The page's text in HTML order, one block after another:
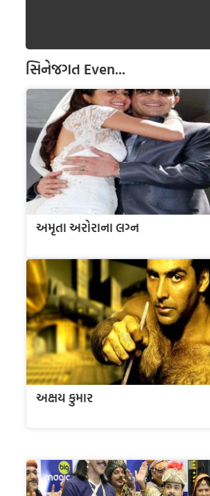
સિનેજગત Even...
અમૃતા અરોરાના લગ્ન
અક્ષય કુમાર